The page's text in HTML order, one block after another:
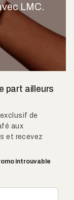
LMC.
part ailleurs
de
aux
et recevez
introuvable